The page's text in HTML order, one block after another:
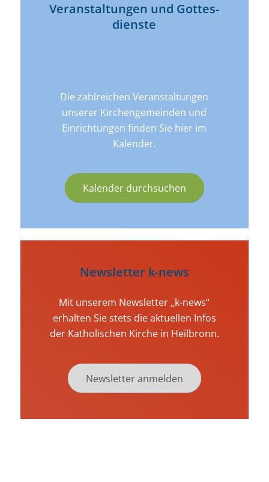
Veran­­staltungen und Gottes­
dienste
Die zahlreichen Veranstaltungen
unserer Kirchengemeinden und
Einrichtungen finden Sie hier im
Kalender.
Kalender durchsuchen
Newsletter k-news
Mit unserem Newsletter „k-news“
erhalten Sie stets die aktuellen Infos
der Katholischen Kirche in Heilbronn.
Newsletter anmelden